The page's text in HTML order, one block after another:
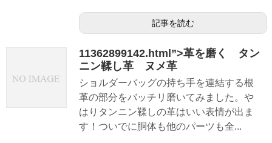
記事を読む
11362899142.html”>革を磨く タン
ニン鞣し革 ヌメ革
ショルダーバッグの持ち手を連結する根
革の部分をバッチリ磨いてみました。や
はりタンニン鞣しの革はいい表情が出ま
す！ついでに胴体も他のパーツも全...